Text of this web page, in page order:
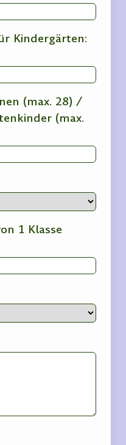
Kindergärten:
(max. 28) /
(max.
1 Klasse